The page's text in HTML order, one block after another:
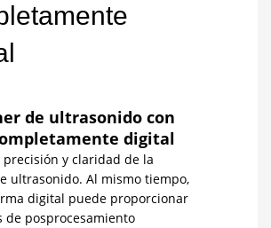
de ultrasonido con
digital
precisión y claridad de la
ultrasonido. Al mismo tiempo,
digital puede proporcionar
de posprocesamiento